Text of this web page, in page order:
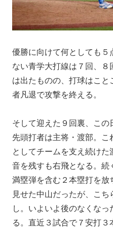
優勝に向けて何としても５
ない青学大打線は７回、８
は出たものの、打球はこ
者凡退で攻撃を終える。
そして迎えた９回裏、こ
先頭打者は主将・渡部。
としてチームを支え続け
音を残すも右飛となる。続
満塁弾を含む２本塁打を放
見せた中山だったが、こ
し。いよいよ後のなくな
る。直近３試合で７安打３